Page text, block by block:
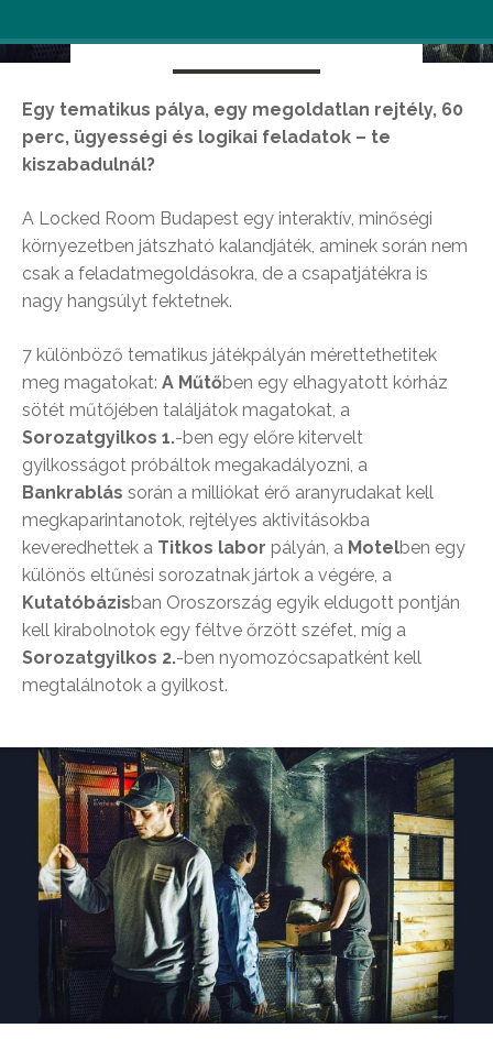
Egy tematikus pálya, egy megoldatlan rejtély, 60
perc, ügyességi és logikai feladatok – te
kiszabadulnál?
A Locked Room Budapest egy interaktív, minőségi
környezetben játszható kalandjáték, aminek során nem
csak a feladatmegoldásokra, de a csapatjátékra is
nagy hangsúlyt fektetnek.
7 különböző tematikus játékpályán mérettethetitek
meg magatokat: A Műtőben egy elhagyatott kórház
sötét műtőjében találjátok magatokat, a
Sorozatgyilkos 1.-ben egy előre kitervelt
gyilkosságot próbáltok megakadályozni, a
Bankrablás során a milliókat érő aranyrudakat kell
megkaparintanotok, rejtélyes aktivitásokba
keveredhettek a Titkos labor pályán, a Motelben egy
különös eltűnési sorozatnak jártok a végére, a
Kutatóbázisban Oroszország egyik eldugott pontján
kell kirabolnotok egy féltve őrzött széfet, míg a
Sorozatgyilkos 2.-ben nyomozócsapatként kell
megtalálnotok a gyilkost.